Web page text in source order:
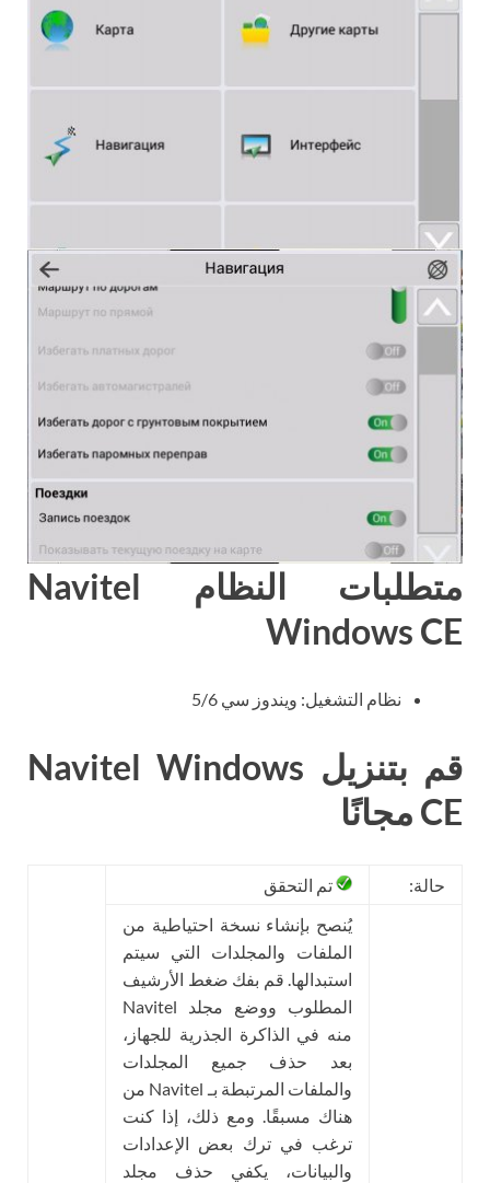
متطلبات النظام Navitel
Windows CE
نظام التشغيل: ويندوز سي 5/6
قم بتنزيل Navitel Windows
CE مجانًا
حالة:
تم التحقق
يُنصح بإنشاء نسخة احتياطية من
الملفات والمجلدات التي سيتم
استبدالها. قم بفك ضغط الأرشيف
المطلوب ووضع مجلد Navitel
منه في الذاكرة الجذرية للجهاز،
بعد حذف جميع المجلدات
والملفات المرتبطة بـ Navitel من
هناك مسبقًا. ومع ذلك، إذا كنت
ترغب في ترك بعض الإعدادات
والبيانات، يكفي حذف مجلد